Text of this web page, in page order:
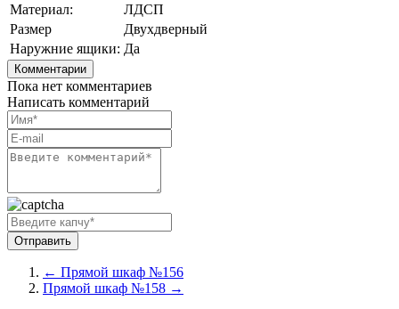
Материал:
ЛДСП
Размер
Двухдверный
Наружние ящики: Да
Комментарии
Пока нет комментариев
Написать комментарий
← Прямой шкаф №156
Прямой шкаф №158 →